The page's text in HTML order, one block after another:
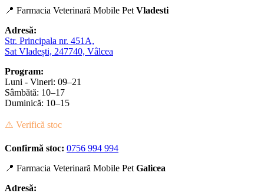
📍 Farmacia Veterinară Mobile Pet Vladesti
Adresă:
Str. Principala nr. 451A,
Sat Vladești, 247740, Vâlcea
Program:
Luni - Vineri: 09–21
Sâmbătă: 10–17
Duminică: 10–15
⚠️ Verifică stoc
Confirmă stoc: 0756 994 994
📍 Farmacia Veterinară Mobile Pet Galicea
Adresă: